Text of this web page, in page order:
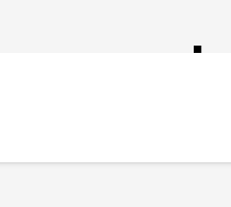
escolar